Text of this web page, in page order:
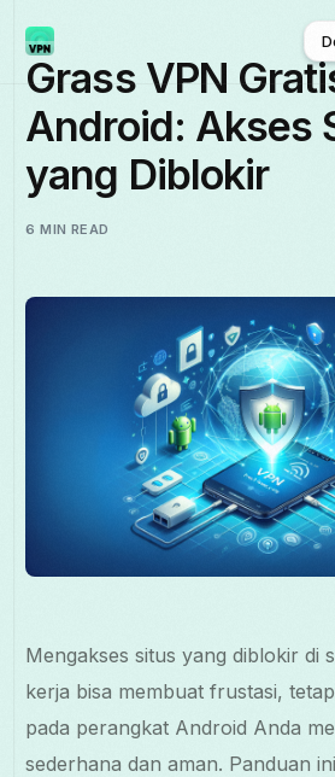
Indonesia
Download free
Grass VPN
Android: Akses
yang Diblokir
6 MIN READ
Mengakses situs yang diblokir di
kerja bisa membuat frustasi,
pada perangkat Android Anda
sederhana dan aman. Panduan